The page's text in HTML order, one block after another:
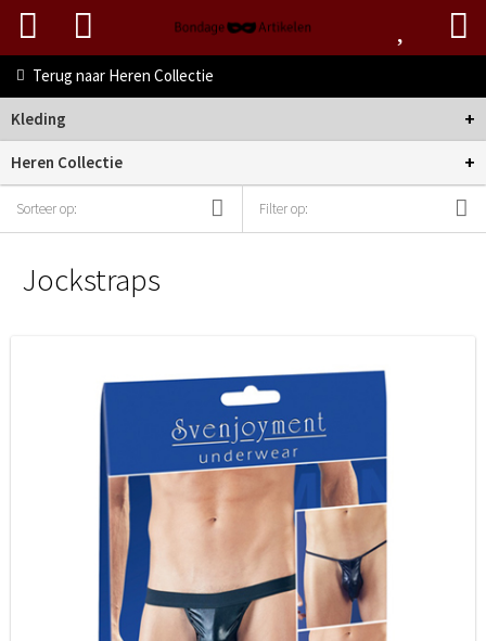
Terug naar Heren Collectie
Kleding +
Heren Collectie +
Sorteer op: Filter op:
Jockstraps